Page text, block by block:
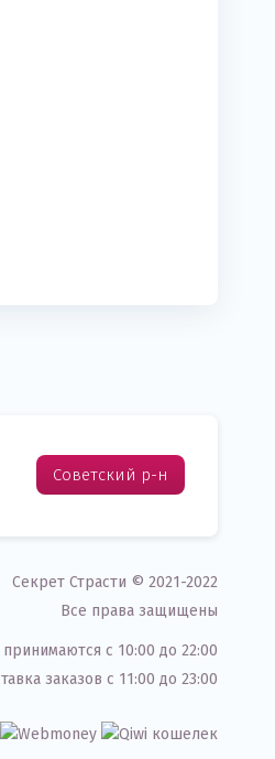
Советский р-н
Секрет Страсти © 2021-2022
Все права защищены
c 10:00 до 22:00
заказов с 11:00 до 23:00